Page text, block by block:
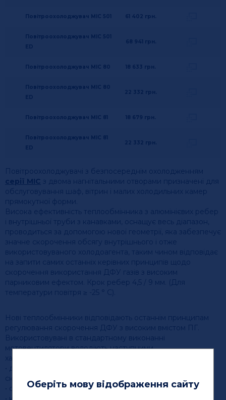
Повітроохолоджувач MIC 501 61 402 грн.
Повітроохолоджувач MIC 501
ED
68 941 грн.
Повітроохолоджувач MIC 80 18 633 грн.
Повітроохолоджувач MIC 80
ED
22 332 грн.
Повітроохолоджувач MIC 81 18 679 грн.
Повітроохолоджувач MIC 81
ED
22 332 грн.
Повітроохолоджувачі з безпосереднім охолодженням
серії MIC з двома нагнітальними отворами призначені для
обслуговування шаф, вітрин і малих холодильних камер
прямокутної форми.
Висока ефективність теплообмінника з алюмінієвих ребер
і внутрішньої труби з канавками, оснащує весь діапазон,
проводиться за допомогою нової геометрії, яка забезпечує
значне скорочення обсягу внутрішнього і отже
використовуваного холодоагента, таким чином відповідає
на запити самих останніх керівних принципів щодо
скорочення використання ДФУ газів з високим
парниковим ефектом. Крок ребер 4,5 / 9 мм. (Для
температури повітря ≥ -25 ° C).
Нові теплообмінники відповідають останнім принципам
регулювання скорочення ДФУ з високим вмістом ПГ.
Використовувані в стандартному виконанні
мотовентилятори володіють наступними
характеристиками:
• діаметр 230 мм, одна фаза, 230 В, 50- 60 Гц, армована
скловолокном поліамідна захисна решітка;
• ступінь захисту IP 42;
Оберіть мову відображення сайту